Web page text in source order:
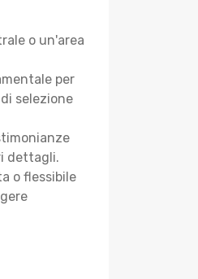
o un'area
per
selezione
dettagli.
o flessibile